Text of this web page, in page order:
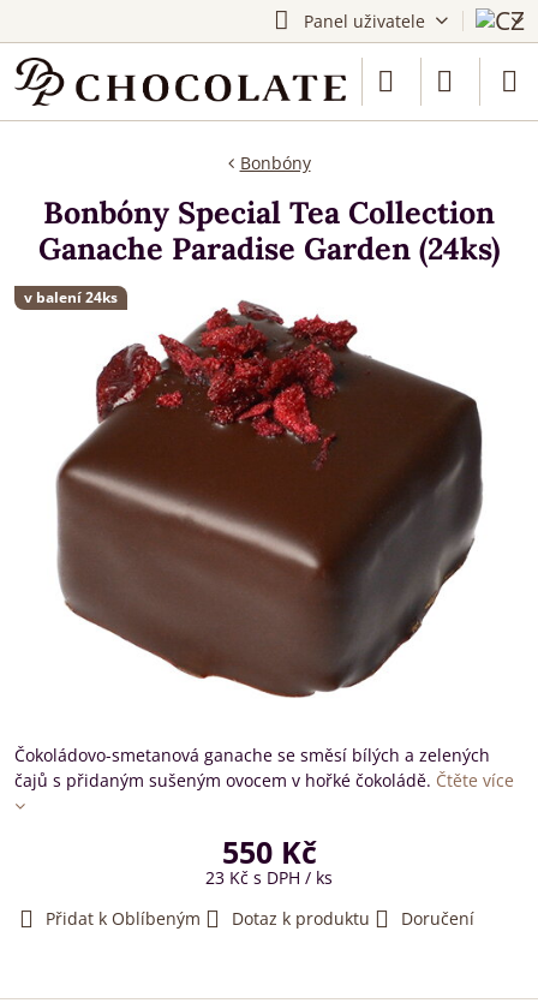
Panel uživatele
v balení 24ks
Bonbóny
Bonbóny Special Tea Collection
Ganache Paradise Garden (24ks)
Čokoládovo-smetanová ganache se směsí bílých a zelených
čajů s přidaným sušeným ovocem v hořké čokoládě. Čtěte více
550 Kč
23 Kč s DPH / ks
Přidat k Oblíbeným
Dotaz k produktu Doručení